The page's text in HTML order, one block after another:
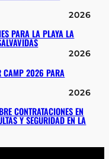
2026
PARA LA PLAYA LA
2026
CAMP 2026 PARA
2026
CONTRATACIONES EN
Y SEGURIDAD EN LA